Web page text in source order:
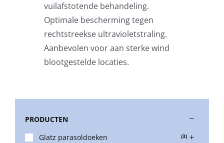
Horeca parasols
Muurparasols
vuilafstotende behandeling.
Optimale bescherming tegen
rechtstreekse ultravioletstraling.
Aanbevolen voor aan sterke wind
blootgestelde locaties.
PRODUCTEN
Glatz parasoldoeken
(3)